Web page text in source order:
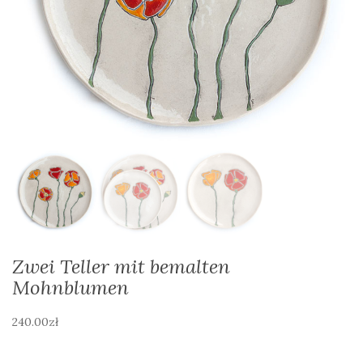
Zwei Teller mit bemalten
Mohnblumen
240.00zł